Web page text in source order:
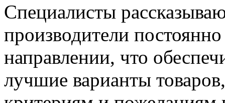
Специалисты
производители
направлении, что
лучшие варианты